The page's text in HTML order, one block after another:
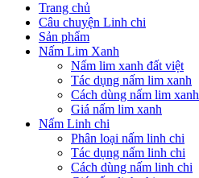
Trang chủ
Câu chuyện Linh chi
Sản phẩm
Nấm Lim Xanh
Nấm lim xanh đất việt
Tác dụng nấm lim xanh
Cách dùng nấm lim xanh
Giá nấm lim xanh
Nấm Linh chi
Phân loại nấm linh chi
Tác dụng nấm linh chi
Cách dùng nấm linh chi